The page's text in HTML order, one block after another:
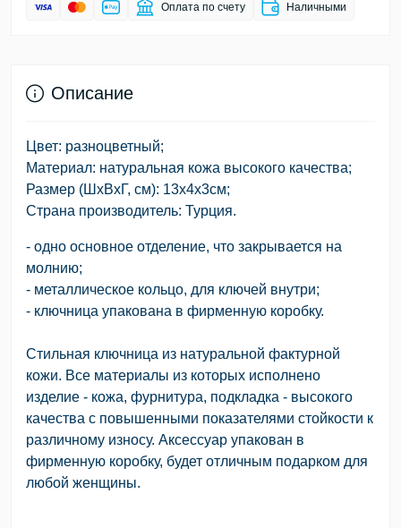
Оплата по счету Наличными
Описание
Цвет: разноцветный;
Материал: натуральная кожа высокого качества;
Размер (ШхВхГ, см): 13х4х3см;
Страна производитель: Турция.
- одно основное отделение, что закрывается на
молнию;
- металлическое кольцо, для ключей внутри;
- ключница упакована в фирменную коробку.
Стильная ключница из натуральной фактурной
кожи. Все материалы из которых исполнено
изделие - кожа, фурнитура, подкладка - высокого
качества с повышенными показателями стойкости к
различному износу. Аксессуар упакован в
фирменную коробку, будет отличным подарком для
любой женщины.